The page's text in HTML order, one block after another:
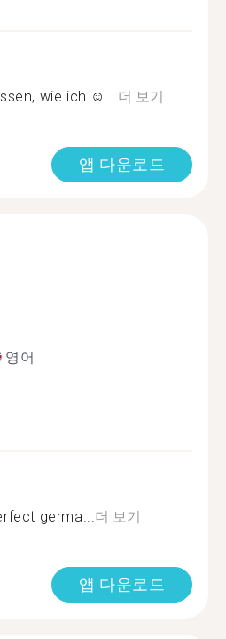
wie ich ☺...더 보기
앱 다운로드
영어
germa...더 보기
앱 다운로드